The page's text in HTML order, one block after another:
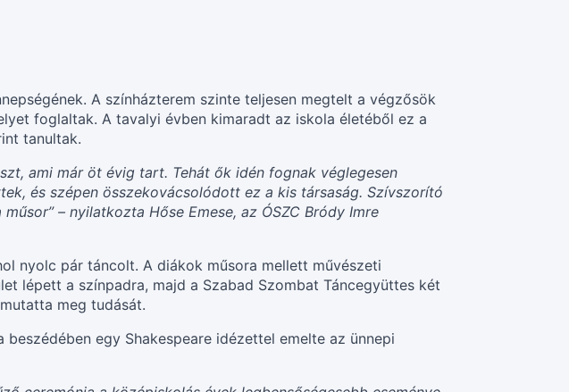
A színházterem szinte teljesen megtelt a végzősök
foglaltak. A tavalyi évben kimaradt az iskola életéből ez a
tanultak.
ami már öt évig tart. Tehát ők idén fognak véglegesen
és szépen összekovácsolódott ez a kis társaság. Szívszorító
– nyilatkozta Hőse Emese, az ÓSZC Bródy Imre
nyolc pár táncolt. A diákok műsora mellett művészeti
lépett a színpadra, majd a Szabad Szombat Táncegyüttes két
meg tudását.
egy Shakespeare idézettel emelte az ünnepi